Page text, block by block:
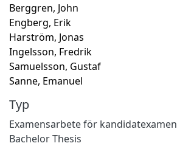
Berggren, John
Engberg, Erik
Harström, Jonas
Ingelsson, Fredrik
Samuelsson, Gustaf
Sanne, Emanuel
Typ
Examensarbete för kandidatexamen
Bachelor Thesis